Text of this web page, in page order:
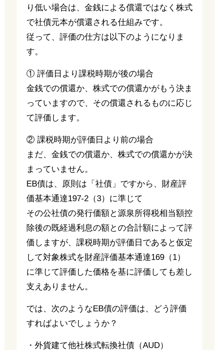
り低い場合は、金銭による償還ではなく株式
で社債元本が償還される仕組みです。
従って、評価の仕方は以下のようになりま
す。
① 評価日より課税時期が後の場合
金銭での償還か、株式での償還かがもう決ま
っていますので、その償還されるものに応じ
て評価します。
② 課税時期が評価日より前の場合
まだ、金銭での償還か、株式での償還かが決
まっていません。
EB債は、原則は「社債」ですから、財産評
価基本通達197-2（3）に準じて
その公社債の発行価額と源泉所得税相当額控
除後の既経過利息の額との合計額によって評
価しますが、課税時期が評価日であると仮定
して対象株式を財産評価基本通達169（1）
に準じて評価した価格を基に評価しても差し
支えありません。
では、次のようなEB債の評価は、どう評価
すればよいでしょうか？
・外貨建て他社株式転換社債（AUD）